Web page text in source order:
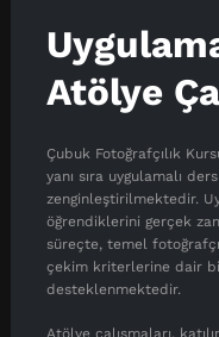
Atölye
Çubuk Fotoğrafçılık
yanı sıra uygulamalı
zenginleştirilmektedir.
öğrendiklerini gerçek
süreçte, temel
çekim kriterlerine dair
desteklenmektedir.
Atölye çalışmaları,